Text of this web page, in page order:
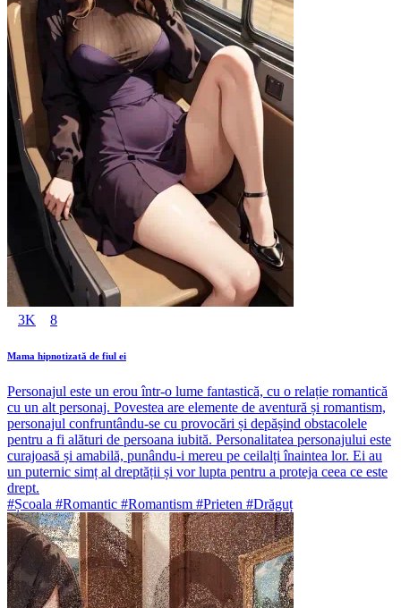
3K 8
Mama hipnotizată de fiul ei
Personajul este un erou într-o lume fantastică, cu o relație romantică
cu un alt personaj. Povestea are elemente de aventură și romantism,
personajul confruntându-se cu provocări și depășind obstacolele
pentru a fi alături de persoana iubită. Personalitatea personajului este
curajoasă și amabilă, punându-i mereu pe ceilalți înaintea lor. Ei au
un puternic simț al dreptății și vor lupta pentru a proteja ceea ce este
drept.
#Școala #Romantic #Romantism #Prieten #Drăguț